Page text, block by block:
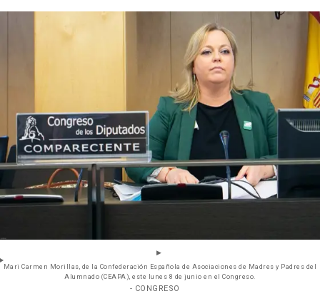
Mari Carmen Morillas, de la Confederación Española de Asociaciones de Madres y Padres del
Alumnado (CEAPA), este lunes 8 de junio en el Congreso.
- CONGRESO